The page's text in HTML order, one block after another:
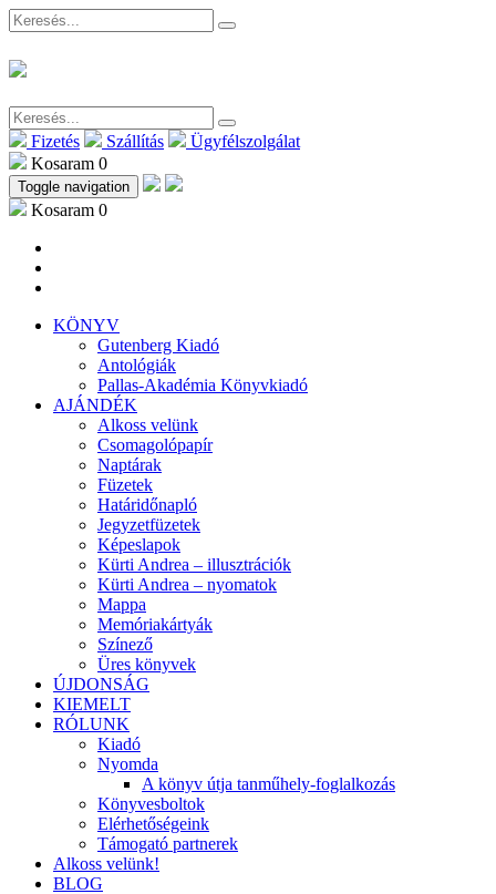
Fizetés Szállítás
Ügyfélszolgálat
Kosaram 0
Toggle navigation
Kosaram 0
KÖNYV
Gutenberg Kiadó
Antológiák
Pallas-Akadémia Könyvkiadó
AJÁNDÉK
Alkoss velünk
Csomagolópapír
Naptárak
Füzetek
Határidőnapló
Jegyzetfüzetek
Képeslapok
Kürti Andrea – illusztrációk
Kürti Andrea – nyomatok
Mappa
Memóriakártyák
Színező
Üres könyvek
ÚJDONSÁG
KIEMELT
RÓLUNK
Kiadó
Nyomda
A könyv útja tanműhely-foglalkozás
Könyvesboltok
Elérhetőségeink
Támogató partnerek
Alkoss velünk!
BLOG